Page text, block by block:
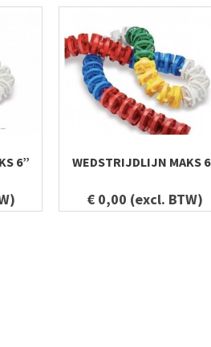
6” WEDSTRIJDLIJN MAKS
€ 0,00 (excl. BTW)